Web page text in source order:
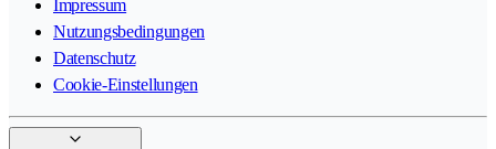
Impressum
Nutzungsbedingungen
Datenschutz
Cookie-Einstellungen